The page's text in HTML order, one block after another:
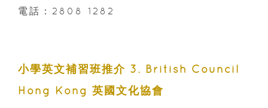
電話：2808 1282
小學英文補習班推介 3. British Council
Hong Kong 英國文化協會